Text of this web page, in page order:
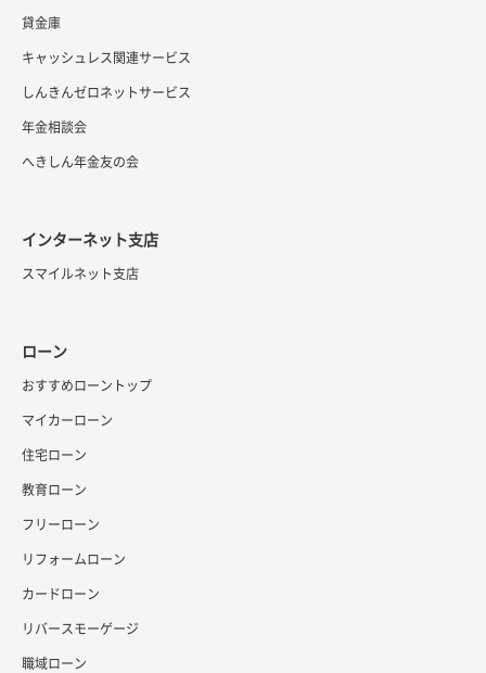
貸金庫
キャッシュレス関連サービス
しんきんゼロネットサービス
年金相談会
へきしん年金友の会
インターネット支店
スマイルネット支店
ローン
おすすめローントップ
マイカーローン
住宅ローン
教育ローン
フリーローン
リフォームローン
カードローン
リバースモーゲージ
職域ローン